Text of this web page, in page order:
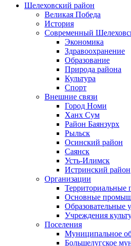
Шелеховский район
Великая Победа
История
Современный
Экономика
Здравоохранение
Образование
Природа района
Культура
Спорт
Внешние связи
Город Номи
Ханх Сум
Район Баянзурх
Рыльск
Осинский район
Саянск
Усть-Илимск
Истринский район
Организации
Территориальные
Основные
Образовательные
Учреждения
Поселения
Муниципальное
Большелугское